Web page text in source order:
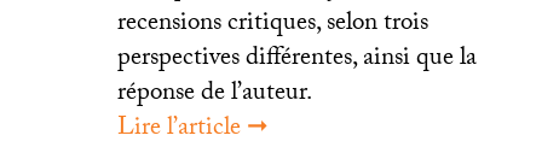
recensions critiques, selon trois
perspectives différentes, ainsi que la
réponse de l’auteur.
Lire l’article ➞